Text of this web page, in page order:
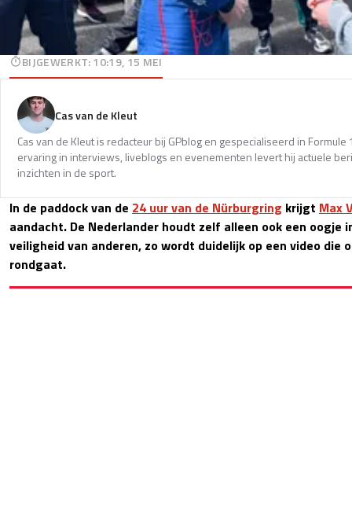
BIJGEWERKT:10:19, 15 MEI
Cas van de Kleut
Cas van de Kleut is redacteur bij GPblog en gespecialiseerd in
ervaring in interviews, liveblogs en evenementen levert hij actuele
inzichten in de sport.
In de paddock van de 24 uur van de Nürburgring krijgt Max
aandacht. De Nederlander houdt zelf alleen ook een oogje
veiligheid van anderen, zo wordt duidelijk op een video die
rondgaat.